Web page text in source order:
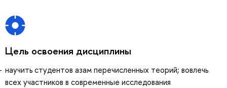
Цель освоения дисциплины
научить студентов азам перечисленных теорий; вовлечь
всех участников в современные исследования